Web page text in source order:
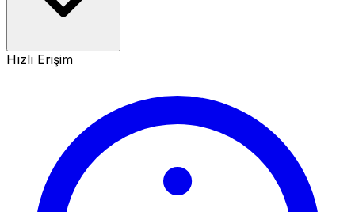
Hızlı Erişim